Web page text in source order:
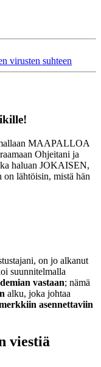
virusten suhteen
MAAPALLOA
Ohjeitani ja
haluan JOKAISEN,
on lähtöisin, mistä hän
on jo alkanut
suunnitelmalla
vastaan; nämä
alku, joka johtaa
asennettaviin
viestiä